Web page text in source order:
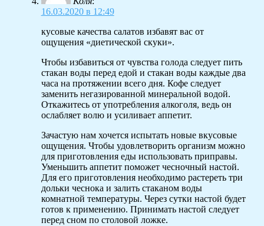
16.03.2020 в 12:49
кусовые качества салатов избавят вас от
ощущения «диетической скуки».
Чтобы избавиться от чувства голода следует пить
стакан воды перед едой и стакан воды каждые два
часа на протяжении всего дня. Кофе следует
заменить негазированной минеральной водой.
Откажитесь от употребления алкоголя, ведь он
ослабляет волю и усиливает аппетит.
Зачастую нам хочется испытать новые вкусовые
ощущения. Чтобы удовлетворить организм можно
для приготовления еды использовать приправы.
Уменьшить аппетит поможет чесночный настой.
Для его приготовления необходимо растереть три
дольки чеснока и залить стаканом воды
комнатной температуры. Через сутки настой будет
готов к применению. Принимать настой следует
перед сном по столовой ложке.